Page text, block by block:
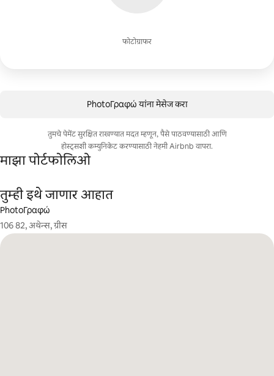
फोटोग्राफर
PhotoΓραφώ यांना मेसेज करा
तुमचे पेमेंट सुरक्षित राखण्यात मदत म्हणून, पैसे पाठवण्यासाठी आणि
होस्ट्सशी कम्युनिकेट करण्यासाठी नेहमी Airbnb वापरा.
माझा पोर्टफोलिओ
तुम्ही इथे जाणार आहात
PhotoΓραφώ
106 82, अथेन्स, ग्रीस